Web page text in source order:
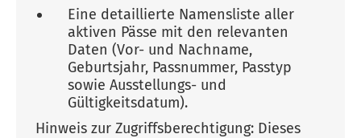
Eine detaillierte Namensliste aller
aktiven Pässe mit den relevanten
Daten (Vor- und Nachname,
Geburtsjahr, Passnummer, Passtyp
sowie Ausstellungs- und
Gültigkeitsdatum).
Hinweis zur Zugriffsberechtigung: Dieses